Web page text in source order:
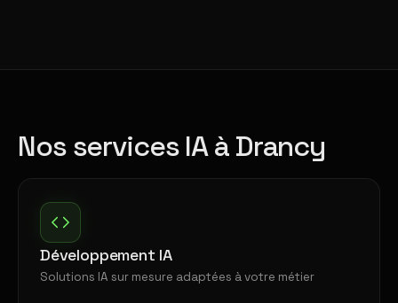
Nos services IA à Drancy
Développement IA
Solutions IA sur mesure adaptées à votre métier